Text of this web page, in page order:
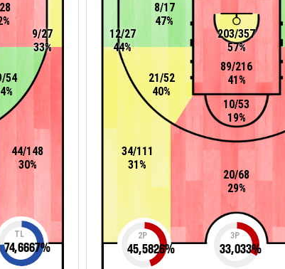
54
44/148
30%
9/27
33%
TL
74,6667%
10/53
19%
21/52
40%
8/17
47%
89/216
41%
203/357
57%
20/68
29%
34/111
31%
12/27
44%
2P
45,5826%
3P
33,033%